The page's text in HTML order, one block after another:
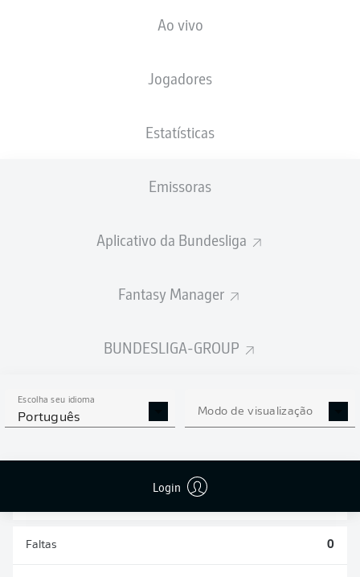
Ao vivo
Jogadores
Estatísticas
Emissoras
Aplicativo da Bundesliga
Fantasy Manager
BUNDESLIGA-GROUP
Escolha seu idioma
Português Modo de visualização
Login
ESTATÍSTICAS DA
TEMPORADA 2026/2027
Faltas 0